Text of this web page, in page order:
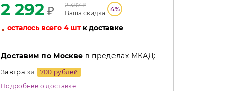
2 292 ₽ 2 387₽
Ваша скидка
4%
• осталось всего 4 штк доставке
Доставим по Москве в пределах МКАД:
Завтраза
700 рублей
Подробнее о доставке